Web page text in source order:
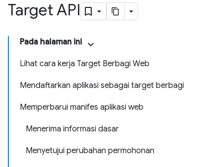
Target API
Pada halaman ini
Lihat cara kerja Target Berbagi Web
Mendaftarkan aplikasi sebagai target berbagi
Memperbarui manifes aplikasi web
Menerima informasi dasar
Menyetujui perubahan permohonan